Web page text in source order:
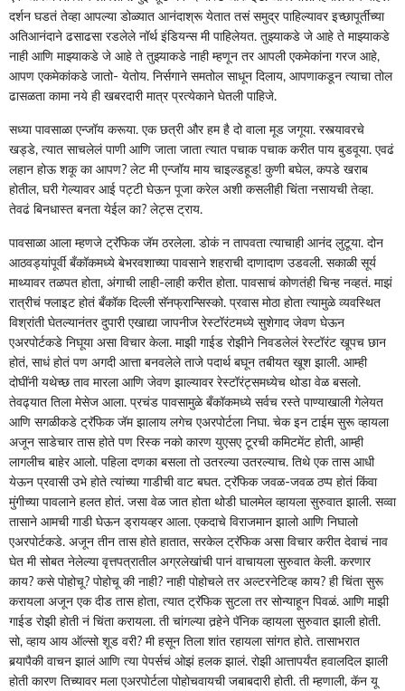
दर्शन घडतं तेव्हा आपल्या डोळ्यात आनंदाश्रू येतात तसं समुद्र पाहिल्यावर इच्छापूर्तीच्या
अतिआनंदाने ढसाढसा रडलेले नॉर्थ इंडियन्स मी पाहिलेयत. तुझ्याकडे जे आहे ते माझ्याकडे
नाही आणि माझ्याकडे जे आहे ते तुझ्याकडे नाही म्हणून तर आपली एकमेकांना गरज आहे,
आपण एकमेकांकडे जातो- येतोय. निर्सगाने समतोल साधून दिलाय, आपणाकडून त्याचा तोल
ढासळता कामा नये ही खबरदारी मात्र प्रत्येकाने घेतली पाहिजे.
सध्या पावसाळा एन्जॉय करूया. एक छत्री और हम है दो वाला मूड जगूया. रस्त्यावरचे
खड्डे, त्यात साचलेलं पाणी आणि जाता जाता त्यात पचाक पचाक करीत पाय बुडवूया. एवढं
लहान होऊ शकू का आपण? लेट मी एन्जॉय माय चाइल्डहूड! कुणी बघेल, कपडे खराब
होतील, घरी गेल्यावर आई पट्टी घेऊन पूजा करेल अशी कसलीही चिंता नसायची तेव्हा.
तेवढं बिनधास्त बनता येईल का? लेट्स ट्राय.
पावसाळा आला म्हणजे ट्रॅफिक जॅम ठरलेला. डोकं न तापवता त्याचाही आनंद लुटूया. दोन
आठवड्यांपूर्वी बँकॉकमध्ये बेभरवशाच्या पावसाने शहराची दाणादाण उडवली. सकाळी सूर्य
माथ्यावर तळपत होता, अंगाची लाही-लाही करीत होता. पावसाचं कोणतंही चिन्ह नव्हतं. माझं
रात्रीचं फ्लाइट होतं बँकॉक दिल्ली सॅनफ्रान्सिस्को. प्रवास मोठा होता त्यामुळे व्यवस्थित
विश्रांती घेतल्यानंतर दुपारी एखाद्या जापनीज रेस्टॉरंटमध्ये सुशेगाद जेवण घेऊन
एअरपोर्टकडे निघूया असा विचार केला. माझी गाईड रोझीने निवडलेलं रेस्टॉरंट खूपच छान
होतं, साधं होतं पण अगदी आत्ता बनवलेले ताजे पदार्थ बघून तबीयत खूश झाली. आम्ही
दोघींनी यथेच्छ ताव मारला आणि जेवण झाल्यावर रेस्टॉरंट्समध्येच थोडा वेळ बसलो.
तेवढ्यात तिला मेसेज आला. प्रचंड पावसामुळे बँकॉकमध्ये सर्वच रस्ते पाण्याखाली गेलेयत
आणि सगळीकडे ट्रॅफिक जॅम झालाय लगेच एअरपोर्टला निघा. चेक इन टाईम सुरू व्हायला
अजून साडेचार तास होते पण रिस्क नको कारण युएसए टूरची कमिटमेंट होती, आम्ही
लागलीच बाहेर आलो. पहिला दणका बसला तो उतरल्या उतरल्याच. तिथे एक तास आधी
येऊन प्रवासी उभे होते त्यांच्या गाडीची वाट बघत. ट्रॅफिक जवळ-जवळ ठप्प होतं किंवा
मुंगीच्या पावलाने हलत होतं. जसा वेळ जात होता थोडी घालमेल व्हायला सुरुवात झाली. सव्वा
तासाने आमची गाडी घेऊन ड्रायव्हर आला. एकदाचे विराजमान झालो आणि निघालो
एअरपोर्टकडे. अजून तीन तास होते हातात, सरकेल ट्रॅफिक असा विचार करीत देवाचं नाव
घेत मी सोबत नेलेल्या वृत्तपत्रातील अग्रलेखांची पानं वाचायला सुरुवात केली. करणार
काय? कसे पोहोचू? पोहोचू की नाही? नाही पोहोचले तर अल्टरनेटिव्ह काय? ही चिंता सुरू
करायला अजून एक दीड तास होता, त्यात ट्रॅफिक सुटला तर सोन्याहून पिवळं. आणि माझी
गाईड रोझी होती नं चिंता करायला. ती चांगल्या तर्‍हेने पॅनिक व्हायला सुरुवात झाली होती.
सो, व्हाय आय ऑल्सो शूड वरी? मी हसून तिला शांत रहायला सांगत होते. तासाभरात
बर्‍यापैकी वाचन झालं आणि त्या पेपर्सचं ओझं हलक झालं. रोझी आत्तापर्यंत हवालदिल झाली
होती कारण तिच्यावर मला एअरपोर्टला पोहोचवायची जबाबदारी होती. ती म्हणाली, कॅन यू